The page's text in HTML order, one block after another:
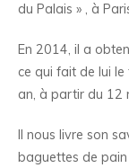
du Palais » , à
En 2014, il a
ce qui fait de lui le
an, à partir du 12
Il nous livre son
baguettes de